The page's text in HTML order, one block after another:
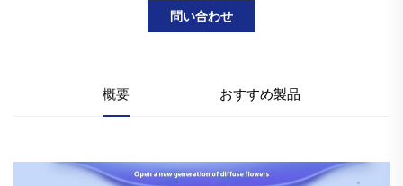
問い合わせ
概要 おすすめ製品